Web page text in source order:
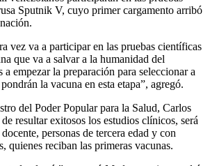
Sputnik V, cuyo primer cargamento arribó
vez va a participar en las pruebas científicas
que va a salvar a la humanidad del
empezar la preparación para seleccionar a
la vacuna en esta etapa”, agregó.
del Poder Popular para la Salud, Carlos
resultar exitosos los estudios clínicos, será
personas de tercera edad y con
quienes reciban las primeras vacunas.